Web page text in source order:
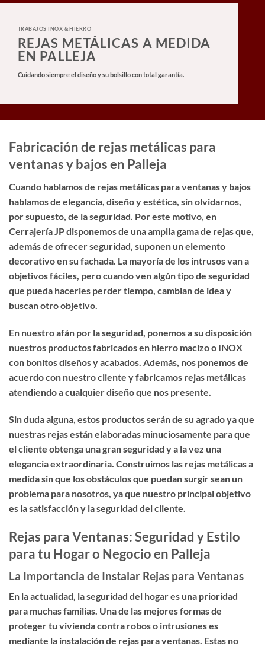
TRABAJOS INOX & HIERRO
REJAS METÁLICAS A MEDIDA
EN PALLEJA
Cuidando siempre el diseño y su bolsillo con total garantía.
Fabricación de rejas metálicas para
ventanas y bajos en Palleja
Cuando hablamos de rejas metálicas para ventanas y bajos
hablamos de elegancia, diseño y estética, sin olvidarnos,
por supuesto, de la seguridad. Por este motivo, en
Cerrajería JP disponemos de una amplia gama de rejas que,
además de ofrecer seguridad, suponen un elemento
decorativo en su fachada. La mayoría de los intrusos van a
objetivos fáciles, pero cuando ven algún tipo de seguridad
que pueda hacerles perder tiempo, cambian de idea y
buscan otro objetivo.
En nuestro afán por la seguridad, ponemos a su disposición
nuestros productos fabricados en hierro macizo o INOX
con bonitos diseños y acabados. Además, nos ponemos de
acuerdo con nuestro cliente y fabricamos rejas metálicas
atendiendo a cualquier diseño que nos presente.
Sin duda alguna, estos productos serán de su agrado ya que
nuestras rejas están elaboradas minuciosamente para que
el cliente obtenga una gran seguridad y a la vez una
elegancia extraordinaria. Construimos las rejas metálicas a
medida sin que los obstáculos que puedan surgir sean un
problema para nosotros, ya que nuestro principal objetivo
es la satisfacción y la seguridad del cliente.
Rejas para Ventanas: Seguridad y Estilo
para tu Hogar o Negocio en Palleja
La Importancia de Instalar Rejas para Ventanas
En la actualidad, la seguridad del hogar es una prioridad
para muchas familias. Una de las mejores formas de
proteger tu vivienda contra robos o intrusiones es
mediante la instalación de rejas para ventanas. Estas no